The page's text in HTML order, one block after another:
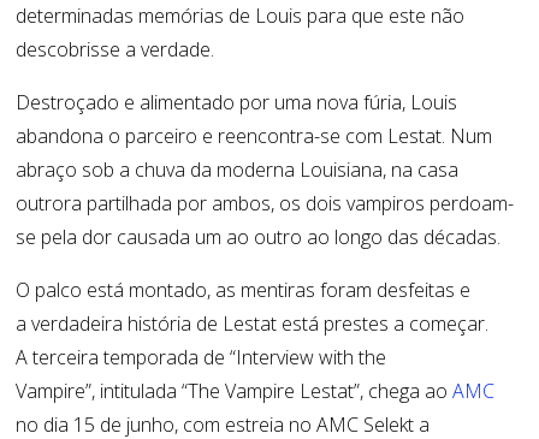
determinadas memórias de Louis para que este não
descobrisse a verdade.
Destroçado e alimentado por uma nova fúria, Louis
abandona o parceiro e reencontra-se com Lestat. Num
abraço sob a chuva da moderna Louisiana, na casa
outrora partilhada por ambos, os dois vampiros perdoam-
se pela dor causada um ao outro ao longo das décadas.
O palco está montado, as mentiras foram desfeitas e
a verdadeira história de Lestat está prestes a começar.
A terceira temporada de “Interview with the
Vampire”, intitulada “The Vampire Lestat”, chega aoAMC
no dia 15 de junho, com estreia no AMC Selekt a